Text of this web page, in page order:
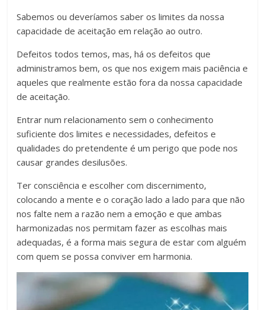
Sabemos ou deveríamos saber os limites da nossa
capacidade de aceitação em relação ao outro.
Defeitos todos temos, mas, há os defeitos que
administramos bem, os que nos exigem mais paciência e
aqueles que realmente estão fora da nossa capacidade
de aceitação.
Entrar num relacionamento sem o conhecimento
suficiente dos limites e necessidades, defeitos e
qualidades do pretendente é um perigo que pode nos
causar grandes desilusões.
Ter consciência e escolher com discernimento,
colocando a mente e o coração lado a lado para que não
nos falte nem a razão nem a emoção e que ambas
harmonizadas nos permitam fazer as escolhas mais
adequadas, é a forma mais segura de estar com alguém
com quem se possa conviver em harmonia.